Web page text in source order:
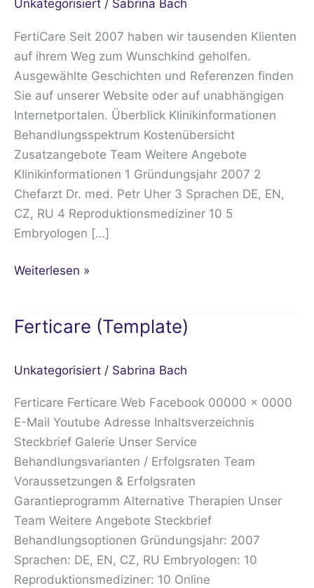
Unkategorisiert / Sabrina Bach
FertiCare Seit 2007 haben wir tausenden Klienten
auf ihrem Weg zum Wunschkind geholfen.
Ausgewählte Geschichten und Referenzen finden
Sie auf unserer Website oder auf unabhängigen
Internetportalen. Überblick Klinikinformationen
Behandlungsspektrum Kostenübersicht
Zusatzangebote Team Weitere Angebote
Klinikinformationen 1 Gründungsjahr 2007 2
Chefarzt Dr. med. Petr Uher 3 Sprachen DE, EN,
CZ, RU 4 Reproduktionsmediziner 10 5
Embryologen […]
Weiterlesen »
Ferticare (Template)
Unkategorisiert / Sabrina Bach
Ferticare Ferticare Web Facebook 00000 x 0000
E-Mail Youtube Adresse Inhaltsverzeichnis
Steckbrief Galerie Unser Service
Behandlungsvarianten / Erfolgsraten Team
Voraussetzungen & Erfolgsraten
Garantieprogramm Alternative Therapien Unser
Team Weitere Angebote Steckbrief
Behandlungsoptionen Gründungsjahr: 2007
Sprachen: DE, EN, CZ, RU Embryologen: 10
Reproduktionsmediziner: 10 Online
Ferticare